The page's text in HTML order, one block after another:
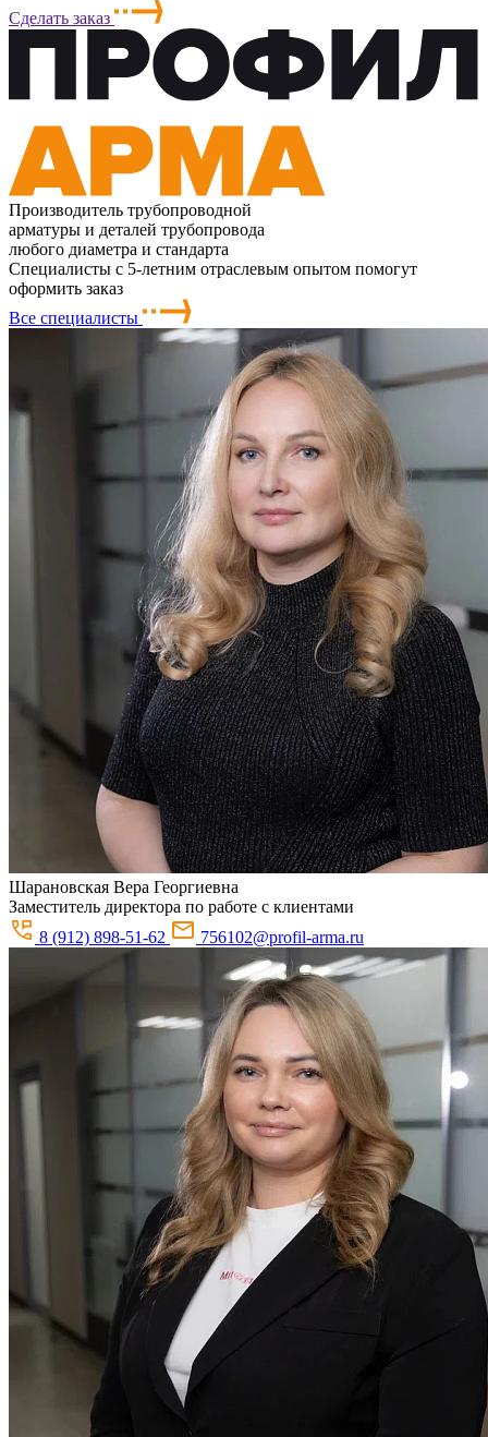
Сделать заказ
Производитель трубопроводной
арматуры и деталей трубопровода
любого диаметра и стандарта
Специалисты с 5-летним отраслевым опытом помогут
оформить заказ
Все специалисты
Шарановская Вера Георгиевна
Заместитель директора по работе с клиентами
8 (912) 898-51-62
756102@profil-arma.ru